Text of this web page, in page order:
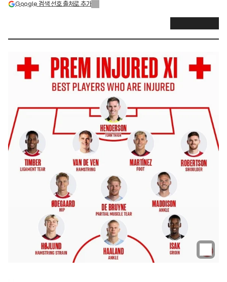
Google 검색 선호 출처로 추가